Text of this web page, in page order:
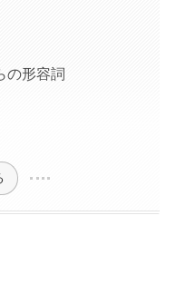
の形容詞